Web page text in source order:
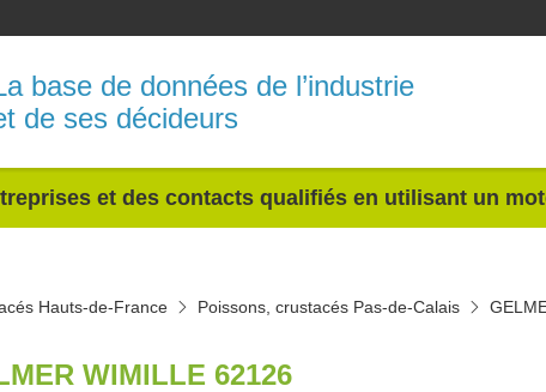
base de données de l’industrie
de ses décideurs
et des contacts qualifiés en utilisant un
Hauts-de-France Poissons, crustacés Pas-de-Calais
WIMILLE 62126